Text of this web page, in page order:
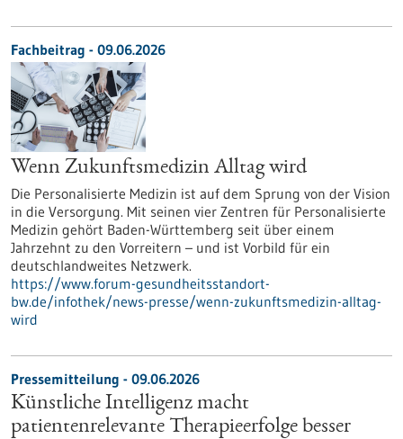
Fachbeitrag - 09.06.2026
Wenn Zukunftsmedizin Alltag wird
Die Personalisierte Medizin ist auf dem Sprung von der Vision
in die Versorgung. Mit seinen vier Zentren für Personalisierte
Medizin gehört Baden-Württemberg seit über einem
Jahrzehnt zu den Vorreitern – und ist Vorbild für ein
deutschlandweites Netzwerk.
https://www.forum-gesundheitsstandort-
bw.de/infothek/news-presse/wenn-zukunftsmedizin-alltag-
wird
Pressemitteilung - 09.06.2026
Künstliche Intelligenz macht
patientenrelevante Therapieerfolge besser